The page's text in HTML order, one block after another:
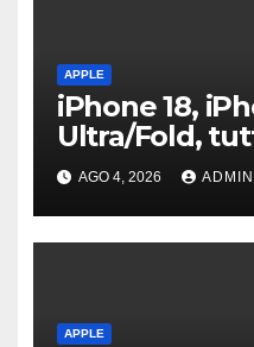
APPLE
iPhone 18,
Ultra/Fold,
sappiamo ad
AGO 4, 2026 ADMIN
APPLE